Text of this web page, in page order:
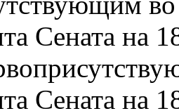
Сената на
Сената на